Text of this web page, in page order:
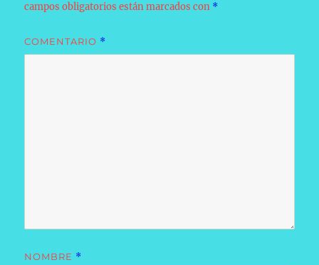
campos obligatorios están marcados con *
COMENTARIO *
NOMBRE *